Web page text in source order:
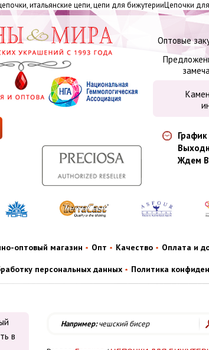
итальянские цепи, цепи для бижутерииЦепочки
Оптовые
Ждем
оптовый магазин Опт Качество Оплата и
персональных данных Политика
в
Например:чешский бисер